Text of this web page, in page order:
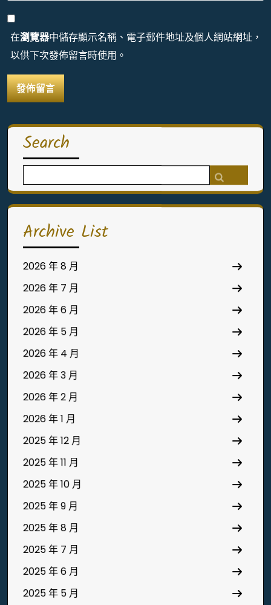
在瀏覽器中儲存顯示名稱、電子郵件地址及個人網站網址，
以供下次發佈留言時使用。
Search
for:
Archive List
2026 年 8 月
2026 年 7 月
2026 年 6 月
2026 年 5 月
2026 年 4 月
2026 年 3 月
2026 年 2 月
2026 年 1 月
2025 年 12 月
2025 年 11 月
2025 年 10 月
2025 年 9 月
2025 年 8 月
2025 年 7 月
2025 年 6 月
2025 年 5 月